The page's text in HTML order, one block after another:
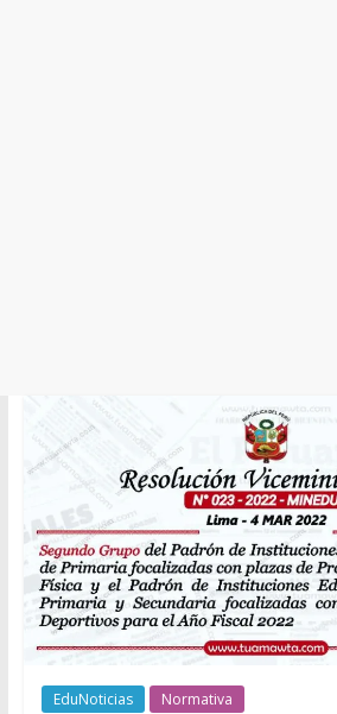
EduNoticias Normativa